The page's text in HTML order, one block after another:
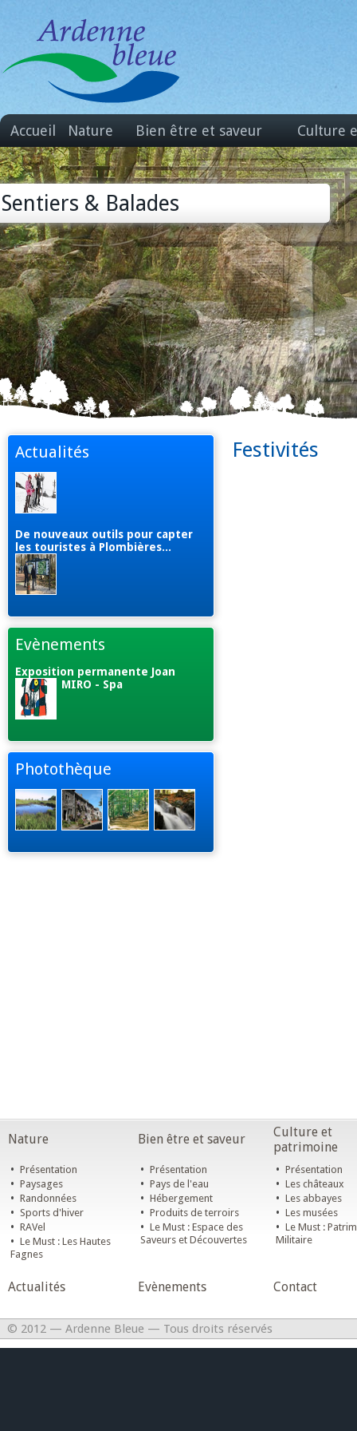
Accueil Nature Bien être et saveur Culture
Sentiers & Balades
Actualités
De nouveaux outils pour capter
les touristes à Plombières...
Evènements
Exposition permanente Joan
MIRO - Spa
Photothèque
Festivités
Nature Bien être et saveur
Culture et
patrimoine
• Présentation
• Paysages
• Randonnées
• Sports d'hiver
• RAVel
• Le Must : Les Hautes
Fagnes
• Présentation
• Pays de l'eau
• Hébergement
• Produits de terroirs
• Le Must : Espace des
Saveurs et Découvertes
• Présentation
• Les châteaux
• Les abbayes
• Les musées
• Le Must :
Militaire
Actualités Evènements Contact
© 2012 — Ardenne Bleue — Tous droits réservés